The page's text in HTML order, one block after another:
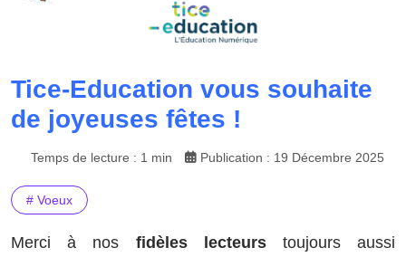
Tice-Education vous souhaite
de joyeuses fêtes !
Temps de lecture : 1 min Publication : 19 Décembre 2025
# Voeux
Merci à nos fidèles lecteurstoujours aussi